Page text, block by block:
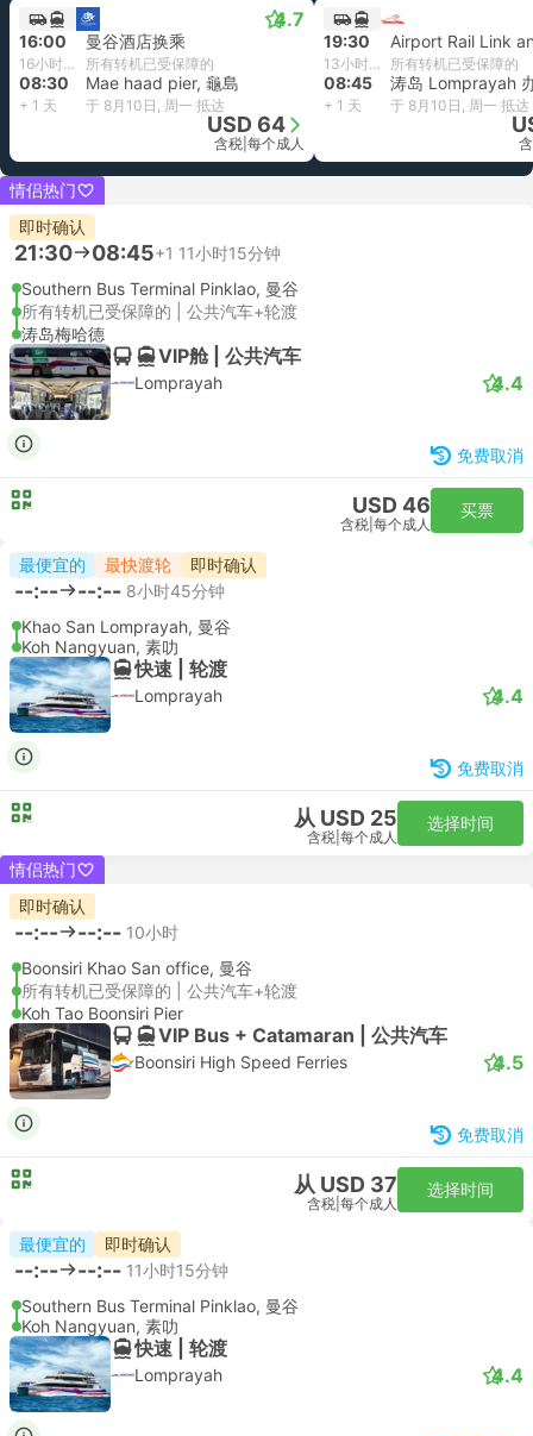
4.7
16:00 曼谷酒店换乘
16小时30分钟 所有转机已受保障的
08:30 Mae haad pier, 龜島
+ 1 天 于 8月10日, 周一 抵达
USD 64
含税 每个成人
19:30
13小时15分钟 所有转机已受保障的
08:45 涛岛 Lomprayah
+ 1 天 于 8月10日, 周一 抵达
情侣热门
即时确认
21:30 08:45+1 11小时15分钟
Southern Bus Terminal Pinklao, 曼谷
所有转机已受保障的 | 公共汽车+轮渡
涛岛梅哈德
VIP舱 | 公共汽车
Lomprayah 4.4
免费取消
USD 46
含税 每个成人
买票
最便宜的 最快渡轮 即时确认
--:-- --:-- 8小时45分钟
Khao San Lomprayah, 曼谷
Koh Nangyuan, 素叻
快速 | 轮渡
Lomprayah 4.4
免费取消
从 USD 25
含税 每个成人
选择时间
情侣热门
即时确认
--:-- --:-- 10小时
Boonsiri Khao San office, 曼谷
所有转机已受保障的 | 公共汽车+轮渡
Koh Tao Boonsiri Pier
VIP Bus + Catamaran | 公共汽车
Boonsiri High Speed Ferries 4.5
免费取消
从 USD 37
含税 每个成人
选择时间
最便宜的 即时确认
--:-- --:-- 11小时15分钟
Southern Bus Terminal Pinklao, 曼谷
Koh Nangyuan, 素叻
快速 | 轮渡
Lomprayah 4.4